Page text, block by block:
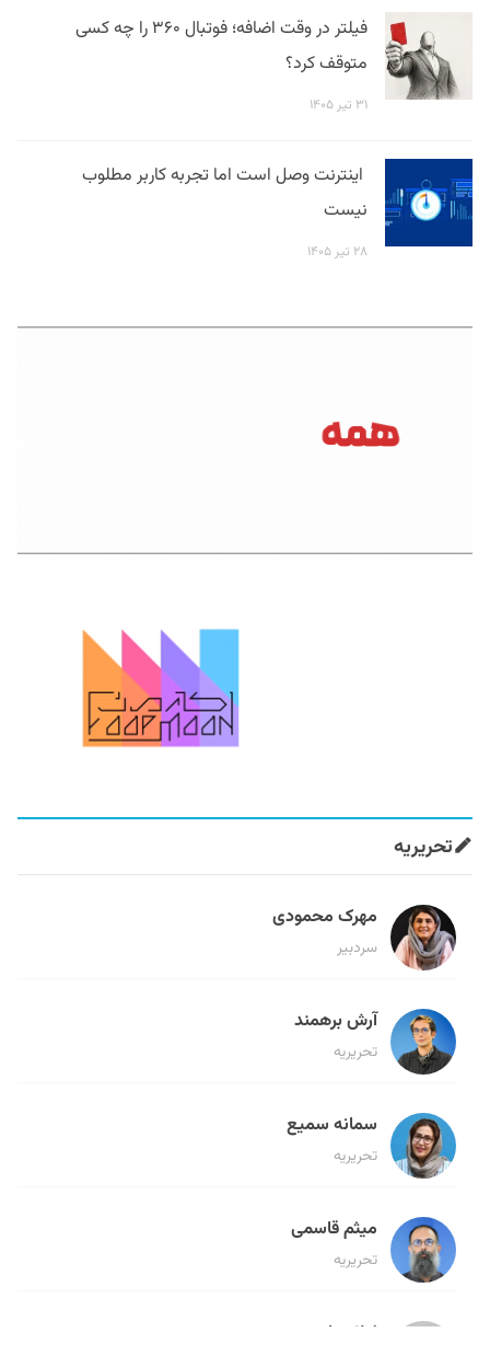
فیلتر در وقت اضافه؛ فوتبال ۳۶۰ را چه کسی
متوقف کرد؟
۳۱ تیر ۱۴۰۵
اینترنت وصل است اما تجربه کاربر مطلوب
نیست
۲۸ تیر ۱۴۰۵
تحریریه
مهرک محمودی
سردبیر
آرش برهمند
تحریریه
سمانه سمیع
تحریریه
میثم قاسمی
تحریریه
لیلا حنارود